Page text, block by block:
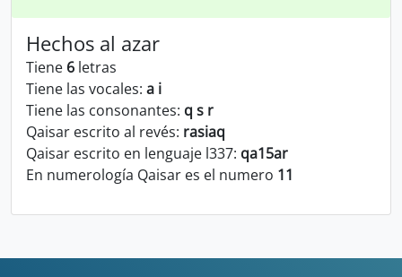
Hechos al azar
Tiene 6 letras
Tiene las vocales: a i
Tiene las consonantes: q s r
Qaisar escrito al revés: rasiaq
Qaisar escrito en lenguaje l337: qa15ar
En numerología Qaisar es el numero 11